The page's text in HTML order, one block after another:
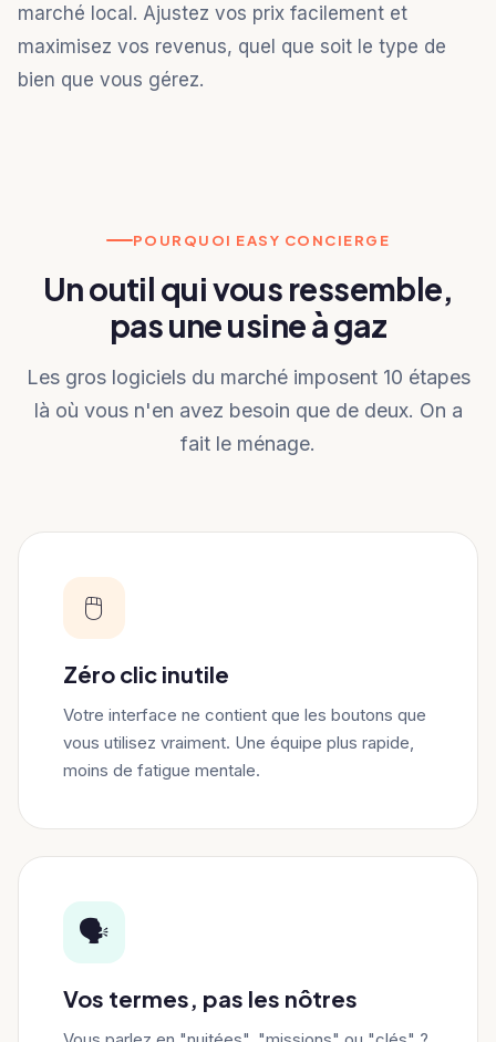
marché local. Ajustez vos prix facilement et
maximisez vos revenus, quel que soit le type de
bien que vous gérez.
POURQUOI EASY CONCIERGE
Un outil qui vous ressemble,
pas une usine à gaz
Les gros logiciels du marché imposent 10 étapes
là où vous n'en avez besoin que de deux. On a
fait le ménage.
🖱️
Zéro clic inutile
Votre interface ne contient que les boutons que
vous utilisez vraiment. Une équipe plus rapide,
moins de fatigue mentale.
🗣️
Vos termes, pas les nôtres